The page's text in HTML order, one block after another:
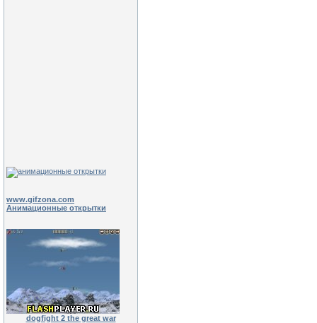
www.gifzona.com
Анимационные открытки
dogfight 2 the great war